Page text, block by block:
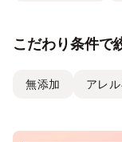
こだわり条件で
無添加 アレ